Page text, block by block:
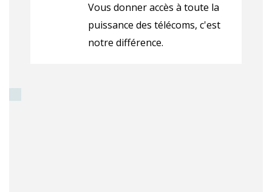
Vous donner accès à toute la
puissance des télécoms, c'est
notre différence.